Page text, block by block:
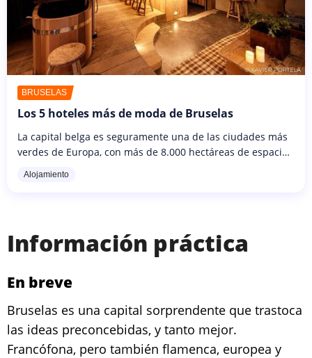
BRUSELAS
Los 5 hoteles más de moda de Bruselas
La capital belga es seguramente una de las ciudades más
verdes de Europa, con más de 8.000 hectáreas de espacios
vistas a uno...
Alojamiento
Información práctica
En breve
Bruselas es una capital sorprendente que trastoca
las ideas preconcebidas, y tanto mejor.
Francófona, pero también flamenca, europea y